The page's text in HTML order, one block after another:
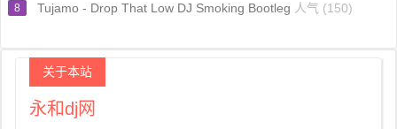
8 Tujamo - Drop That Low DJ Smoking Bootleg 人气 (150)
关于本站
永和dj网